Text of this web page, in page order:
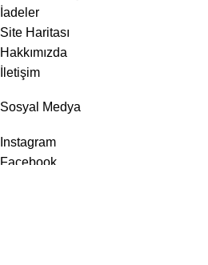
İadeler
Site Haritası
Hakkımızda
İletişim
Sosyal Medya
Instagram
Facebook